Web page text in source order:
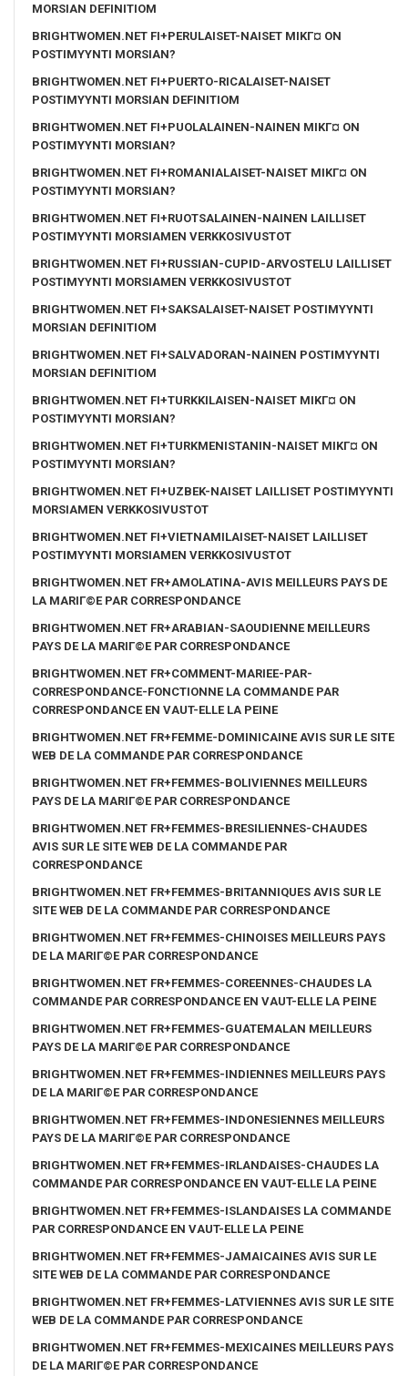
MORSIAN DEFINITIOM
BRIGHTWOMEN.NET FI+PERULAISET-NAISET MIKГ¤ ON
POSTIMYYNTI MORSIAN?
BRIGHTWOMEN.NET FI+PUERTO-RICALAISET-NAISET
POSTIMYYNTI MORSIAN DEFINITIOM
BRIGHTWOMEN.NET FI+PUOLALAINEN-NAINEN MIKГ¤ ON
POSTIMYYNTI MORSIAN?
BRIGHTWOMEN.NET FI+ROMANIALAISET-NAISET MIKГ¤ ON
POSTIMYYNTI MORSIAN?
BRIGHTWOMEN.NET FI+RUOTSALAINEN-NAINEN LAILLISET
POSTIMYYNTI MORSIAMEN VERKKOSIVUSTOT
BRIGHTWOMEN.NET FI+RUSSIAN-CUPID-ARVOSTELU LAILLISET
POSTIMYYNTI MORSIAMEN VERKKOSIVUSTOT
BRIGHTWOMEN.NET FI+SAKSALAISET-NAISET POSTIMYYNTI
MORSIAN DEFINITIOM
BRIGHTWOMEN.NET FI+SALVADORAN-NAINEN POSTIMYYNTI
MORSIAN DEFINITIOM
BRIGHTWOMEN.NET FI+TURKKILAISEN-NAISET MIKГ¤ ON
POSTIMYYNTI MORSIAN?
BRIGHTWOMEN.NET FI+TURKMENISTANIN-NAISET MIKГ¤ ON
POSTIMYYNTI MORSIAN?
BRIGHTWOMEN.NET FI+UZBEK-NAISET LAILLISET POSTIMYYNTI
MORSIAMEN VERKKOSIVUSTOT
BRIGHTWOMEN.NET FI+VIETNAMILAISET-NAISET LAILLISET
POSTIMYYNTI MORSIAMEN VERKKOSIVUSTOT
BRIGHTWOMEN.NET FR+AMOLATINA-AVIS MEILLEURS PAYS DE
LA MARIГ©E PAR CORRESPONDANCE
BRIGHTWOMEN.NET FR+ARABIAN-SAOUDIENNE MEILLEURS
PAYS DE LA MARIГ©E PAR CORRESPONDANCE
BRIGHTWOMEN.NET FR+COMMENT-MARIEE-PAR-
CORRESPONDANCE-FONCTIONNE LA COMMANDE PAR
CORRESPONDANCE EN VAUT-ELLE LA PEINE
BRIGHTWOMEN.NET FR+FEMME-DOMINICAINE AVIS SUR LE SITE
WEB DE LA COMMANDE PAR CORRESPONDANCE
BRIGHTWOMEN.NET FR+FEMMES-BOLIVIENNES MEILLEURS
PAYS DE LA MARIГ©E PAR CORRESPONDANCE
BRIGHTWOMEN.NET FR+FEMMES-BRESILIENNES-CHAUDES
AVIS SUR LE SITE WEB DE LA COMMANDE PAR
CORRESPONDANCE
BRIGHTWOMEN.NET FR+FEMMES-BRITANNIQUES AVIS SUR LE
SITE WEB DE LA COMMANDE PAR CORRESPONDANCE
BRIGHTWOMEN.NET FR+FEMMES-CHINOISES MEILLEURS PAYS
DE LA MARIГ©E PAR CORRESPONDANCE
BRIGHTWOMEN.NET FR+FEMMES-COREENNES-CHAUDES LA
COMMANDE PAR CORRESPONDANCE EN VAUT-ELLE LA PEINE
BRIGHTWOMEN.NET FR+FEMMES-GUATEMALAN MEILLEURS
PAYS DE LA MARIГ©E PAR CORRESPONDANCE
BRIGHTWOMEN.NET FR+FEMMES-INDIENNES MEILLEURS PAYS
DE LA MARIГ©E PAR CORRESPONDANCE
BRIGHTWOMEN.NET FR+FEMMES-INDONESIENNES MEILLEURS
PAYS DE LA MARIГ©E PAR CORRESPONDANCE
BRIGHTWOMEN.NET FR+FEMMES-IRLANDAISES-CHAUDES LA
COMMANDE PAR CORRESPONDANCE EN VAUT-ELLE LA PEINE
BRIGHTWOMEN.NET FR+FEMMES-ISLANDAISES LA COMMANDE
PAR CORRESPONDANCE EN VAUT-ELLE LA PEINE
BRIGHTWOMEN.NET FR+FEMMES-JAMAICAINES AVIS SUR LE
SITE WEB DE LA COMMANDE PAR CORRESPONDANCE
BRIGHTWOMEN.NET FR+FEMMES-LATVIENNES AVIS SUR LE SITE
WEB DE LA COMMANDE PAR CORRESPONDANCE
BRIGHTWOMEN.NET FR+FEMMES-MEXICAINES MEILLEURS PAYS
DE LA MARIГ©E PAR CORRESPONDANCE